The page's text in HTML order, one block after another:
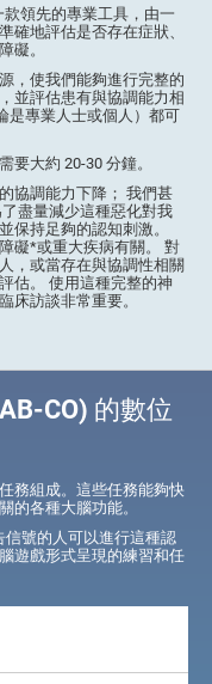
款領先的專業工具，由一
確地評估是否存在症狀、
礙。
，使我們能夠進行完整的
並評估患有與協調能力相
是專業人士或個人）都可
要大約 20-30 分鐘。
協調能力下降； 我們甚
盡量減少這種惡化對我
保持足夠的認知刺激。
礙*或重大疾病有關。 對
，或當存在與協調性相關
估。 使用這種完整的神
床訪談非常重要。
CO) 的數位
務組成。這些任務能夠快
的各種大腦功能。
號的人可以進行這種認
遊戲形式呈現的練習和任